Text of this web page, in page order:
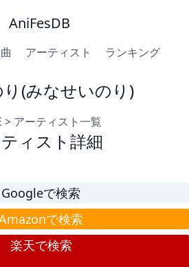
AniFesDB
アーティスト ランキング
(みなせいのり)
> アーティスト一覧
ィスト詳細
Googleで検索
で検索
楽天で検索